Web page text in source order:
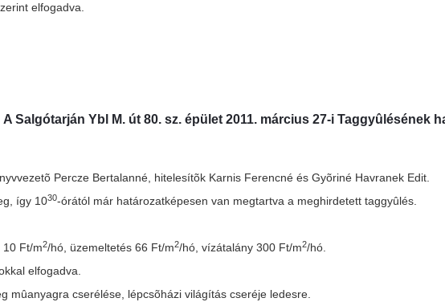
elfogadva.
A Salgótarján Ybl M. út 80. sz. épület 2011. március 27-i Taggyûlésének
Percze Bertalanné, hitelesítõk Karnis Ferencné és Gyõriné Havranek Edit.
így 1030-órától már határozatképesen van megtartva a meghirdetett taggyûlés.
10 Ft/m2/hó, üzemeltetés 66 Ft/m2/hó, vízátalány 300 Ft/m2/hó.
elfogadva.
mûanyagra cserélése, lépcsõházi világítás cseréje ledesre.